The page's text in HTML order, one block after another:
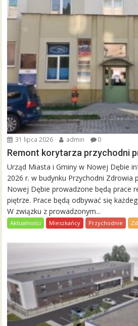
31 lipca 2026 admin 0
Remont korytarza przychodni
Urząd Miasta i Gminy w Nowej Dębie
2026 r. w budynku Przychodni Zdrowia
Nowej Dębie prowadzone będą prace
piętrze. Prace będą odbywać się
W związku z prowadzonym...
Aktualności Mieszkańcy Przychodnie